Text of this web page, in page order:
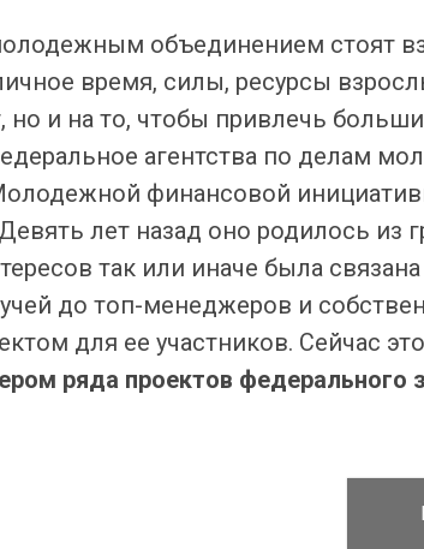
объединением стоят
время, силы, ресурсы
но и на то, чтобы привлечь
агентства по делам
финансовой
лет назад оно родилось
так или иначе была
до топ-менеджеров и
для ее участников. Сейчас это
ряда проектов